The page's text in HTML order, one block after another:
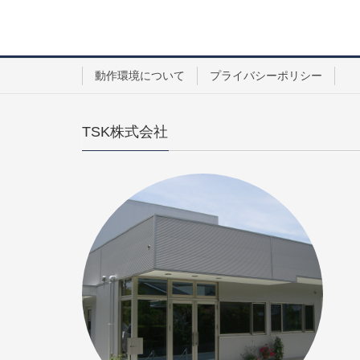
動作環境について プライバシーポリシー
TSK株式会社